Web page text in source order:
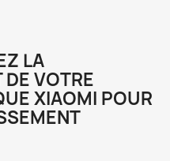
LA
DE VOTRE
XIAOMI POUR